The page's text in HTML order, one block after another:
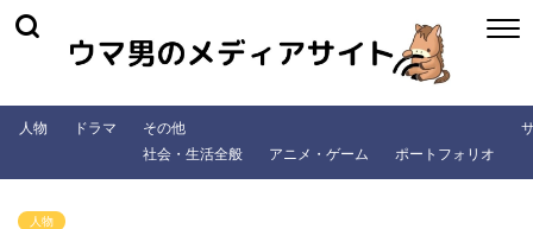
人物 ドラマ
その他
社会・生活全般
アニメ・ゲーム ポートフォリオ
人物